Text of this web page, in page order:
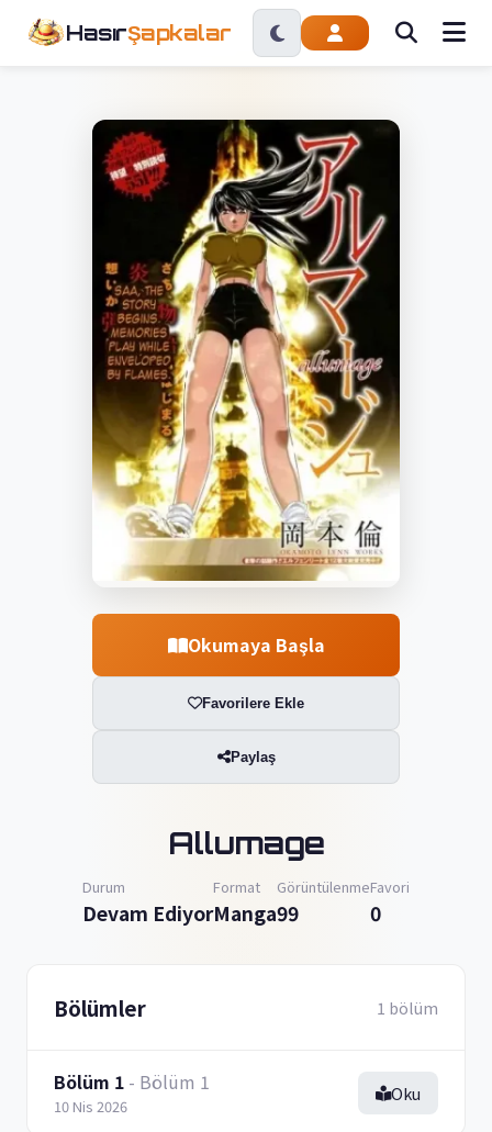
HasırŞapkalar
Okumaya Başla
Favorilere Ekle
Paylaş
Allumage
Durum
Devam Ediyor
Format
Manga
Görüntülenme
99
Favori
0
Bölümler 1 bölüm
Bölüm 1 - Bölüm 1
10 Nis 2026
Oku